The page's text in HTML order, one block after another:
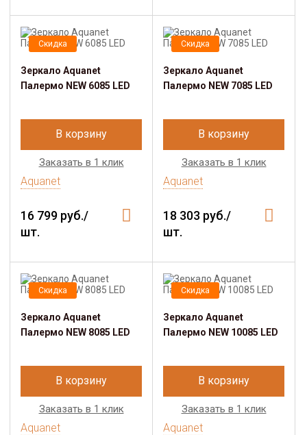
Скидка
Зеркало Aquanet
Палермо NEW 6085 LED
В корзину
Заказать в 1 клик
Aquanet
16 799 руб./
шт.
Скидка
Зеркало Aquanet
Палермо NEW 7085 LED
В корзину
Заказать в 1 клик
Aquanet
18 303 руб./
шт.
Скидка
Зеркало Aquanet
Палермо NEW 8085 LED
В корзину
Заказать в 1 клик
Aquanet
Скидка
Зеркало Aquanet
Палермо NEW 10085 LED
В корзину
Заказать в 1 клик
Aquanet